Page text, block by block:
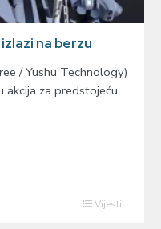
na berzu
/ Yushu Technology)
akcija za predstojeću…
Vijesti